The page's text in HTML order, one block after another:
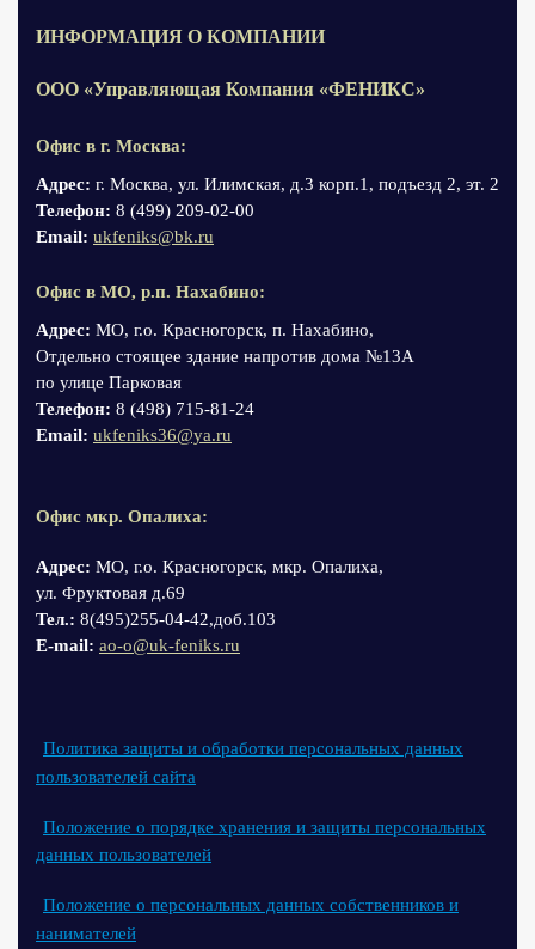
ИНФОРМАЦИЯ О КОМПАНИИ
ООО «Управляющая Компания «ФЕНИКС»
Офис в г. Москва:
Адрес: г. Москва, ул. Илимская, д.3 корп.1, подъезд 2, эт. 2
Телефон: 8 (499) 209-02-00
Email: ukfeniks@bk.ru
Офис в МО, р.п. Нахабино:
Адрес: МО, г.о. Красногорск, п. Нахабино,
Отдельно стоящее здание напротив дома №13А
по улице Парковая
Телефон: 8 (498) 715-81-24
Email: ukfeniks36@ya.ru
Офис мкр. Опалиха:
Адрес: МО, г.о. Красногорск, мкр. Опалиха,
ул. Фруктовая д.69
Тел.: 8(495)255-04-42,доб.103
Е-mail: ao-o@uk-feniks.ru
Политика защиты и обработки персональных данных
пользователей сайта
Положение о порядке хранения и защиты персональных
данных пользователей
Положение о персональных данных собственников и
нанимателей